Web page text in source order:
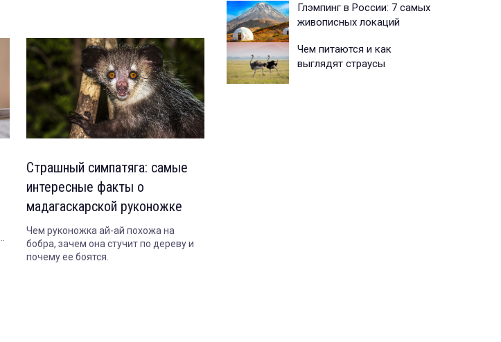
Страшный симпатяга: самые
интересные факты о
мадагаскарской руконожке
Чем руконожка ай-ай похожа на
бобра, зачем она стучит по дереву и
почему ее боятся.
Глэмпинг в России: 7 самых
живописных локаций
Чем питаются и как
выглядят страусы